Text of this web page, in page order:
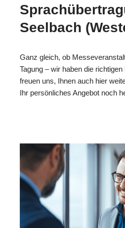
Seelbach
Ganz gleich, ob
Tagung – wir haben die
freuen uns, Ihnen auch hier
Ihr persönliches Angebot noch